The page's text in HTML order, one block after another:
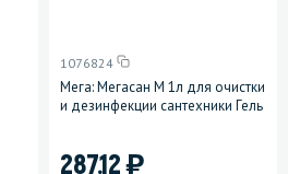
1076824
Мега: Мегасан М 1л для очистки
и дезинфекции сантехники Гель
287.12)